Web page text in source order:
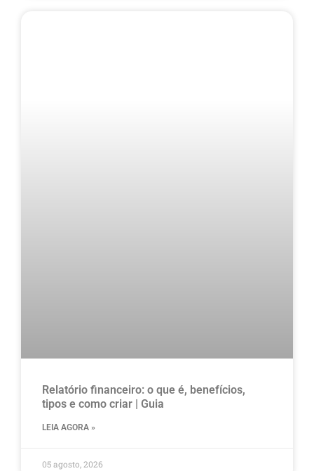
Relatório financeiro: o que é, benefícios,
tipos e como criar | Guia
LEIA AGORA »
05 agosto, 2026